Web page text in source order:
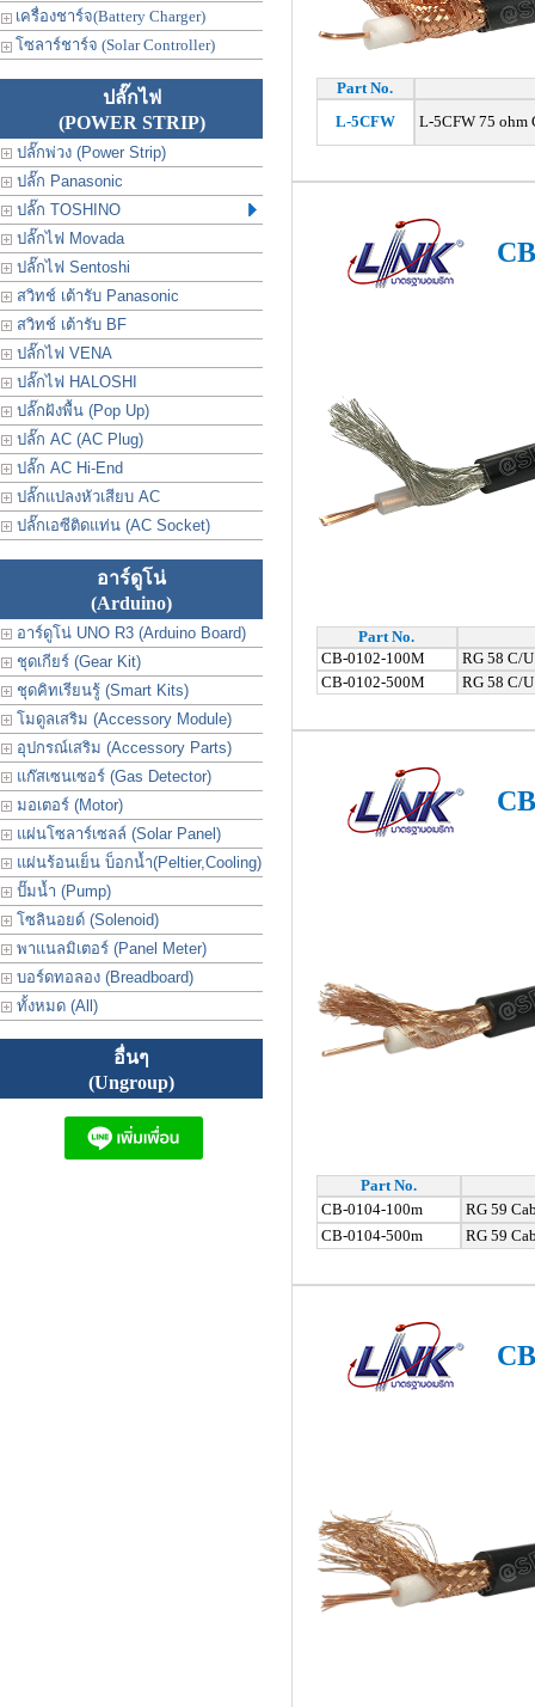
เครื่องชาร์จ(Battery Charger)
โซลาร์ชาร์จ (Solar Controller)
ปลั๊กไฟ
(POWER STRIP)
ปลั๊กพ่วง (Power Strip)
ปลั๊ก Panasonic
ปลั๊ก TOSHINO
ปลั๊กไฟ Movada
ปลั๊กไฟ Sentoshi
สวิทช์ เต้ารับ Panasonic
สวิทช์ เต้ารับ BF
ปลั๊กไฟ VENA
ปลั๊กไฟ HALOSHI
ปลั๊กฝังพื้น (Pop Up)
ปลั๊ก AC (AC Plug)
ปลั๊ก AC Hi-End
ปลั๊กแปลงหัวเสียบ AC
ปลั๊กเอซีติดแท่น (AC Socket)
อาร์ดูโน่
(Arduino)
อาร์ดูโน่ UNO R3 (Arduino Board)
ชุดเกียร์ (Gear Kit)
ชุดคิทเรียนรู้ (Smart Kits)
โมดูลเสริม (Accessory Module)
อุปกรณ์เสริม (Accessory Parts)
แก๊สเซนเซอร์ (Gas Detector)
มอเตอร์ (Motor)
แผ่นโซลาร์เซลล์ (Solar Panel)
แผ่นร้อนเย็น บ็อกน้ำ(Peltier,Cooling)
ปั๊มน้ำ (Pump)
โซลินอยด์ (Solenoid)
พาแนลมิเตอร์ (Panel Meter)
บอร์ดทอลอง (Breadboard)
ทั้งหมด (All)
อื่นๆ
(Ungroup)
Part No.
L-5CFW
L-5CFW 75 ohm
Part No.
CB-0102-100M
RG 58 C/
CB-0102-500M
RG 58 C/
Part No.
CB-0104-100m
RG 59
CB-0104-500m
RG 59